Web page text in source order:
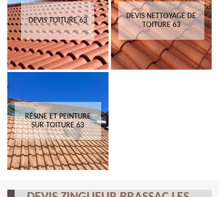
DEVIS TOITURE 63
DEVIS NETTOYAGE DE
TOITURE 63
RÉSINE ET PEINTURE
SUR TOITURE 63